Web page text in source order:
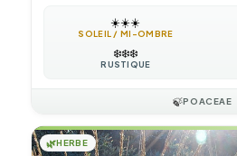
☀️☀️☀️
SOLEIL / MI-OMBRE
❄️❄️❄️
RUSTIQUE
🍃POACEAE
🌿HERBE